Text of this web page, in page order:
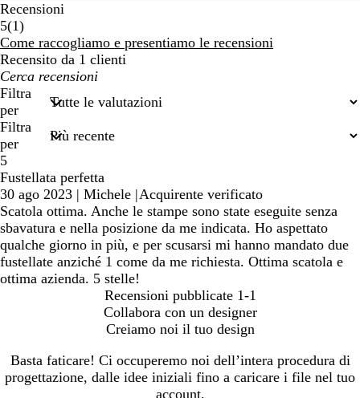
Recensioni
5(11
recensioni
)
Come raccogliamo e presentiamo le recensioni
Recensito da 1 clienti
I
miei
termini
di
ricerca
Filtra
per
Filtra
per
5
Fustellata perfetta
30 ago 2023 | Michele |Acquirente verificato
Scatola ottima. Anche le stampe sono state eseguite senza
sbavatura e nella posizione da me indicata. Ho aspettato
qualche giorno in più, e per scusarsi mi hanno mandato due
fustellate anziché 1 come da me richiesta. Ottima scatola e
ottima azienda. 5 stelle!
Recensioni pubblicate 1-1
Collabora con un designer
Creiamo noi il tuo design
Basta faticare! Ci occuperemo noi dell’intera procedura di
progettazione, dalle idee iniziali fino a caricare i file nel tuo
account.